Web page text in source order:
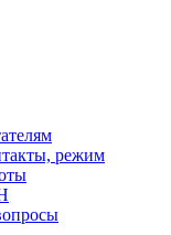
режим